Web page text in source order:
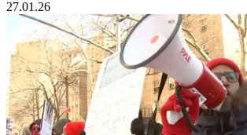
27.01.26